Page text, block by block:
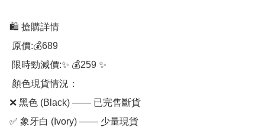
🛍️ 搶購詳情
❌ 黑色 (Black) —— 已完售斷貨
✅ 象牙白 (Ivory) —— 少量現貨